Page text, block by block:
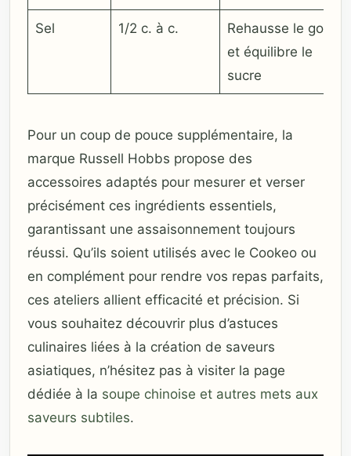
Sel 1/2 c. à c.
Rehausse le goût
et équilibre le
sucre
Pour un coup de pouce supplémentaire, la
marque Russell Hobbs propose des
accessoires adaptés pour mesurer et verser
précisément ces ingrédients essentiels,
garantissant une assaisonnement toujours
réussi. Qu’ils soient utilisés avec le Cookeo ou
en complément pour rendre vos repas parfaits,
ces ateliers allient efficacité et précision. Si
vous souhaitez découvrir plus d’astuces
culinaires liées à la création de saveurs
asiatiques, n’hésitez pas à visiter la page
dédiée à la soupe chinoise et autres mets aux
saveurs subtiles.